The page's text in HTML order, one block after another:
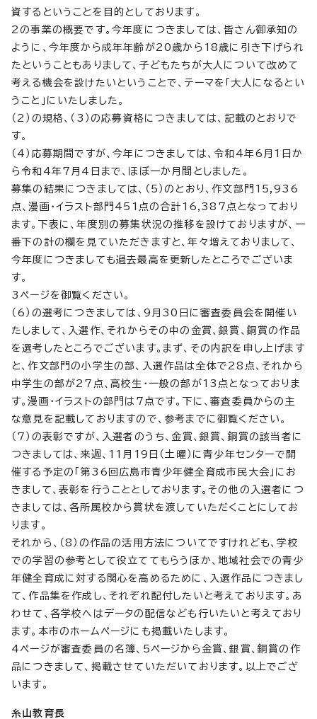
資するということを目的としております。
2の事業の概要です。今年度につきましては、皆さん御承知の
ように、今年度から成年年齢が20歳から18歳に引き下げられ
たということもありまして、子どもたちが大人について改めて
考える機会を設けたいということで、テーマを「大人になるとい
うこと」にいたしました。
（2）の規格、（3）の応募資格につきましては、記載のとおりで
す。
（4）応募期間ですが、今年につきましては、令和4年6月1日か
ら令和4年7月4日まで、ほぼ一か月間としました。
募集の結果につきましては、（5）のとおり、作文部門15,936
点、漫画・イラスト部門451点の合計16,387点となっており
ます。下表に、年度別の募集状況の推移を設けておりますが、一
番下の計の欄を見ていただきますと、年々増えておりまして、
今年度につきましても過去最高を更新したところでございま
す。
3ページを御覧ください。
（6）の選考につきましては、9月30日に審査委員会を開催い
たしまして、入選作、それからその中の金賞、銀賞、銅賞の作品
を選考したところでございます。まず、その内訳を申し上げます
と、作文部門の小学生の部、入選作品は全体で28点、それから
中学生の部が27点、高校生・一般の部が13点となっておりま
す。漫画・イラストの部門は7点です。下に、審査委員からの主
な意見を記載しておりますので、参考までに御覧ください。
（7）の表彰ですが、入選者のうち、金賞、銀賞、銅賞の該当者に
つきましては、来週、11月19日（土曜）に青少年センターで開
催する予定の「第36回広島市青少年健全育成市民大会」にお
きまして、表彰を行うこととしております。その他の入選者につ
きましては、各所属校から賞状を渡していただくことにしてお
ります。
それから、（8）の作品の活用方法についてですけれども、学校
での学習の参考として役立ててもらうほか、地域社会での青少
年健全育成に対する関心を高めるために、入選作品につきまし
て、作品集を作成し、それぞれ配付したいと考えております。あ
わせて、各学校へはデータの配信なども行いたいと考えており
ます。本市のホームページにも掲載いたします。
4ページが審査委員の名簿、5ページから金賞、銀賞、銅賞の作
品につきまして、掲載させていただいております。以上でござ
います。
糸山教育長